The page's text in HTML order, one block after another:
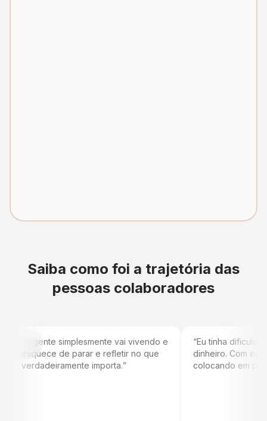
Saiba como foi a trajetória das
pessoas colaboradores
A gente simplesmente vai vivendo e
esquece de parar e refletir no que
verdadeiramente importa.”
“Eu tinha
dinheiro. Com
colocando em